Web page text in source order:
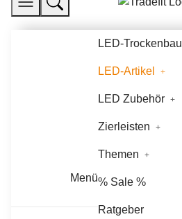
Menü
LED-Trockenbau
LED-Artikel
LED Zubehör
Zierleisten
Themen
% Sale %
Ratgeber